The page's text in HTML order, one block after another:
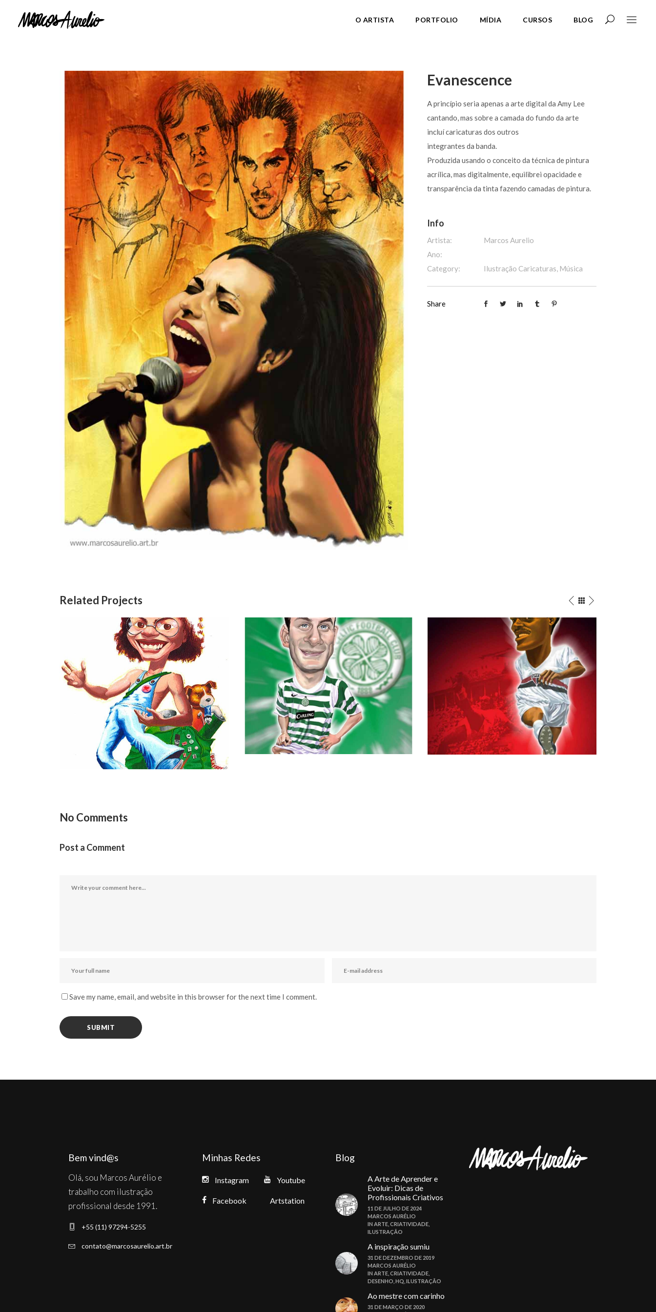
O ARTISTA PORTFOLIO MÍDIA CURSOS BLOG
Evanescence
A princípio seria apenas a arte digital da Amy Lee
cantando, mas sobre a camada do fundo da arte
incluí caricaturas dos outros
integrantes da banda.
Produzida usando o conceito da técnica de pintura
acrílica, mas digitalmente, equilibrei opacidade e
transparência da tinta fazendo camadas de pintura.
Info
Artista:
Marcos Aurelio
Ano:
Category:
Ilustração Caricaturas, Música
Share
Related Projects
Zito
Esporte
Leônidas da Silva
Esporte
SoccerStarMe 1
Esporte
No Comments
Post a Comment
Save my name, email, and website in this browser for the next time I comment.
Bem vind@s
Olá, sou Marcos Aurélio e
trabalho com ilustração
profissional desde 1991.
+55 (11) 97294-5255
contato@marcosaurelio.art.br
Minhas Redes
Instagram
Facebook
Youtube
Artstation
Blog
A Arte de Aprender e
Evoluir: Dicas de
Profissionais Criativos
11 DE JULHO DE 2024
MARCOS AURÉLIO
IN ARTE CRIATIVIDADE
ILUSTRAÇÃO
A inspiração sumiu
31 DE DEZEMBRO DE 2019
MARCOS AURÉLIO
IN ARTE CRIATIVIDADE
DESENHO HQ ILUSTRAÇÃO
Ao mestre com carinho
31 DE MARÇO DE 2020